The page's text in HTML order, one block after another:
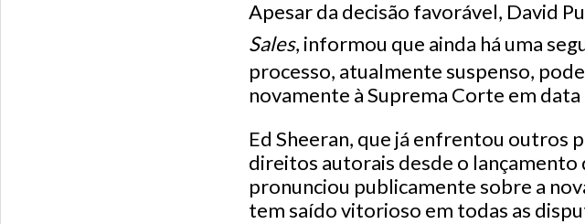
Apesar da decisão favorável, David
Sales, informou que ainda há uma
processo, atualmente suspenso,
novamente à Suprema Corte em
Ed Sheeran, que já enfrentou outros
direitos autorais desde o lançamento
pronunciou publicamente sobre a
tem saído vitorioso em todas as